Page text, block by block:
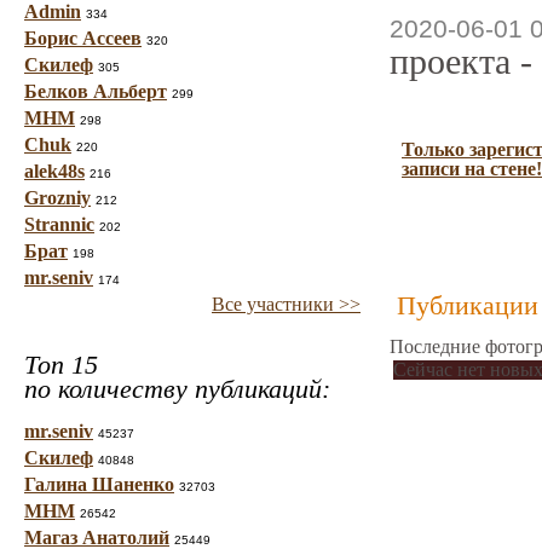
Admin 334
Борис Ассеев 320
Скилеф 305
Белков Альберт 299
МНМ 298
Chuk 220
alek48s 216
Grozniy 212
Strannic 202
Брат 198
mr.seniv 174
Все участники >>
Топ 15
по количеству публикаций:
mr.seniv 45237
Скилеф 40848
Галина Шаненко 32703
МНМ 26542
Магаз Анатолий 25449
2020-06-01
проекта
Только
записи на стене!
Публикации
Последние
Сейчас нет